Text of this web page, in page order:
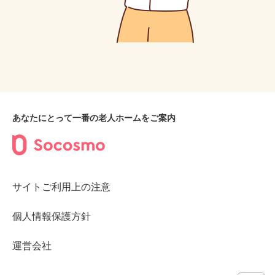
あなたにとって一番の老人ホームをご案内
サイトご利用上の注意
個人情報保護方針
運営会社